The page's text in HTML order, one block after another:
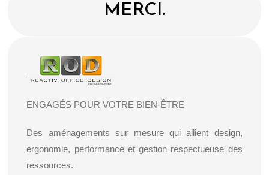
MERCI.
ENGAGÉS POUR VOTRE BIEN-ÊTRE
Des aménagements sur mesure qui allient design,
ergonomie, performance et gestion respectueuse des
ressources.